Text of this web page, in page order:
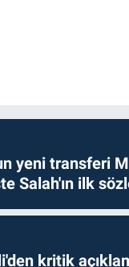
yeni transferi
Salah'ın ilk
kritik